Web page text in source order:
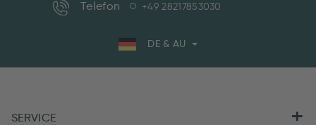
Telefon +49 28217853030
DE & AU
SERVICE